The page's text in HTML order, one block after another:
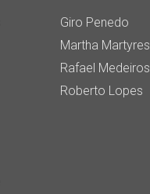
Giro Penedo
Martha Martyres
Rafael Medeiros
Roberto Lopes